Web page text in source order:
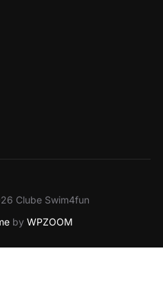
Clube Swim4fun
by WPZOOM